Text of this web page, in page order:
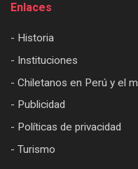
Enlaces
- Historia
- Instituciones
- Chiletanos en Perú y el
- Publicidad
- Políticas de privacidad
- Turismo